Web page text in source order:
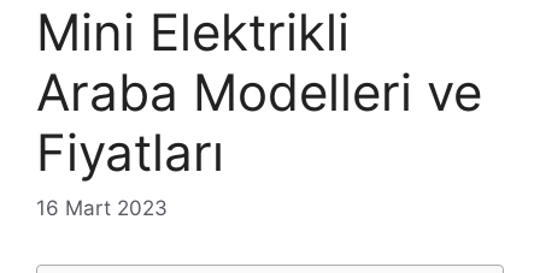
Mini Elektrikli
Araba Modelleri ve
Fiyatları
16 Mart 2023